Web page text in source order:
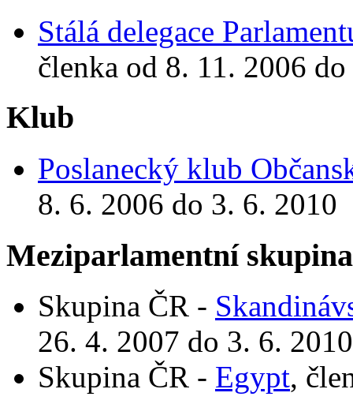
Stálá delegace
členka od 8. 11. 2006
Klub
Poslanecký klub
8. 6. 2006 do 3. 6. 2010
Meziparlamentní
Skupina ČR -
26. 4. 2007 do 3. 6. 2010
Skupina ČR - Egypt,